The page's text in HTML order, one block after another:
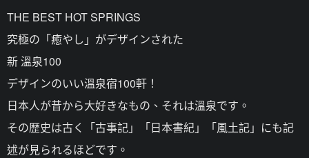
THE BEST HOT SPRINGS
究極の「癒やし」がデザインされた
新 溫泉100
デザインのいい溫泉宿100軒！
日本人が昔から大好きなもの、それは溫泉です。
その歴史は古く「古事記」「日本書紀」「風土記」にも記
述が見られるほどです。